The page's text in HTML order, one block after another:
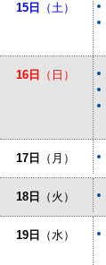
15日 （土）
16日 （日）
17日 （月）
18日 （火）
19日 （水）